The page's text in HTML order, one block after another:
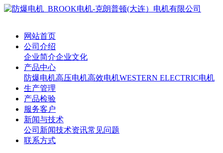
网站首页
公司介绍
企业简介企业文化
产品中心
防爆电机高压电机高效电机WESTERN ELECTRIC电机
生产管理
产品检验
服务客户
新闻与技术
公司新闻技术资讯常见问题
联系方式